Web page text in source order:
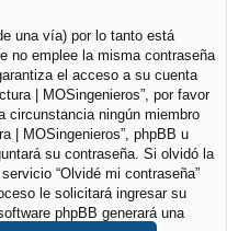
una vía) por lo tanto está
no emplee la misma contraseña
el acceso a su cuenta
| MOSingenieros”, por favor
circunstancia ningún miembro
| MOSingenieros”, phpBB u
su contraseña. Si olvidó la
“Olvidé mi contraseña”
le solicitará ingresar su
phpBB generará una